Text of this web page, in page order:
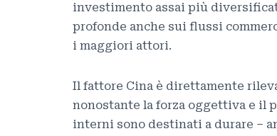
investimento assai più
profonde anche sui flussi
i maggiori attori.
Il fattore Cina è direttamente
nonostante la forza oggettiva e il
interni sono destinati a durare –